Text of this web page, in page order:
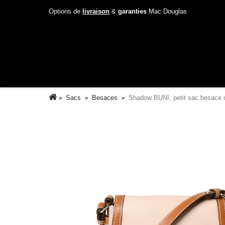
Options de livraison & garanties Mac Douglas
Sacs Besaces Shadow BUNI, petit sac besace